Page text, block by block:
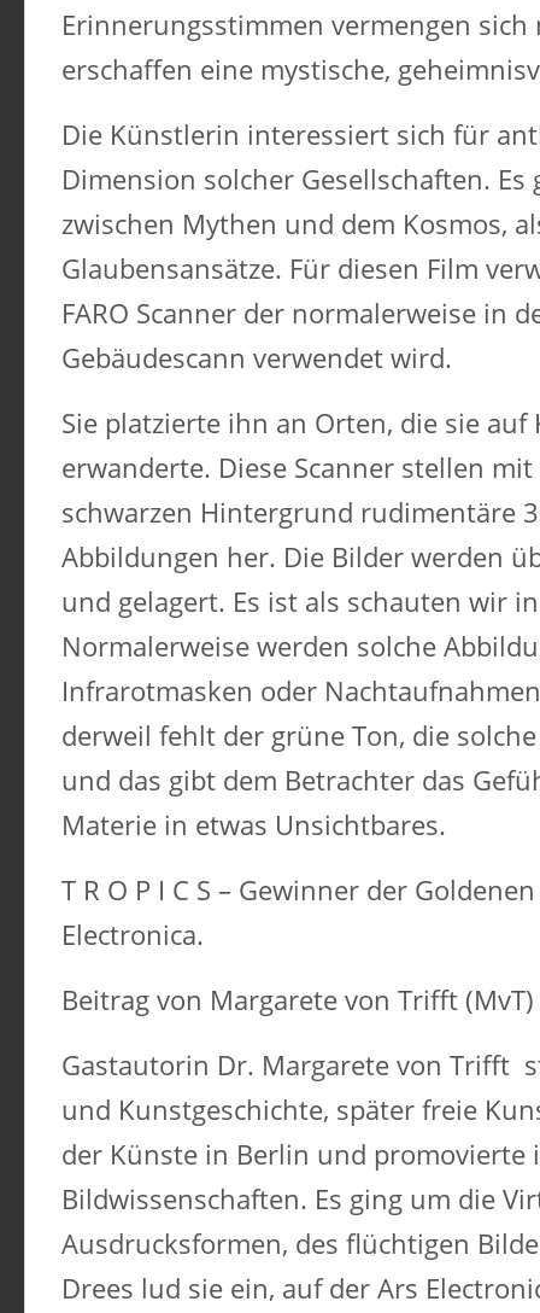
Erinnerungsstimmen vermengen
erschaffen eine mystische,
Die Künstlerin interessiert sich für
Dimension solcher Gesellschaften.
zwischen Mythen und dem Kosmos,
Glaubensansätze. Für diesen Film
FARO Scanner der normalerweise in
Gebäudescann verwendet wird.
Sie platzierte ihn an Orten, die sie
erwanderte. Diese Scanner stellen
schwarzen Hintergrund rudimentäre
Abbildungen her. Die Bilder werden
und gelagert. Es ist als schauten wir
Normalerweise werden solche
Infrarotmasken oder
derweil fehlt der grüne Ton, die
und das gibt dem Betrachter das
Materie in etwas Unsichtbares.
T R O P I C S – Gewinner der
Electronica.
Beitrag von Margarete von Trifft (MvT)
Gastautorin Dr. Margarete von Trifft
und Kunstgeschichte, später freie
der Künste in Berlin und promovierte
Bildwissenschaften. Es ging um die
Ausdrucksformen, des flüchtigen
Drees lud sie ein, auf der Ars